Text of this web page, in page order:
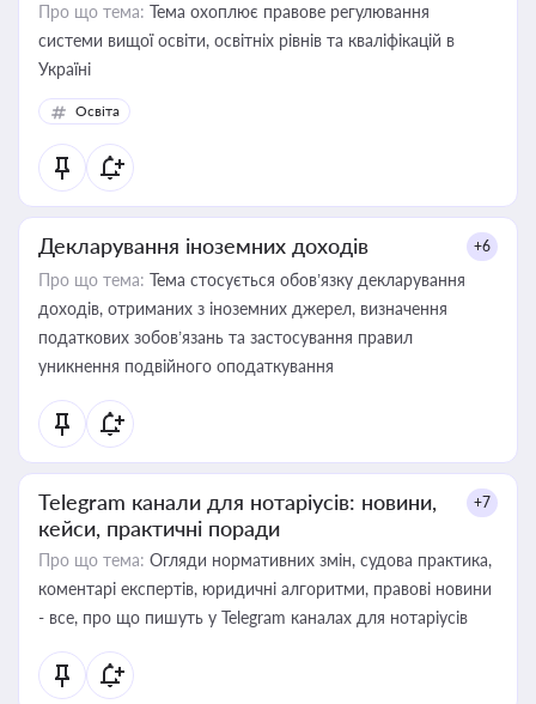
Про що тема: Тема охоплює правове регулювання
системи вищої освіти, освітніх рівнів та кваліфікацій в
Україні
Освіта
Декларування іноземних доходів +6
Про що тема: Тема стосується обов’язку декларування
доходів, отриманих з іноземних джерел, визначення
податкових зобов’язань та застосування правил
уникнення подвійного оподаткування
Telegram канали для нотаріусів: новини,
кейси, практичні поради
+7
Про що тема: Огляди нормативних змін, судова практика,
коментарі експертів, юридичні алгоритми, правові новини
- все, про що пишуть у Telegram каналах для нотаріусів